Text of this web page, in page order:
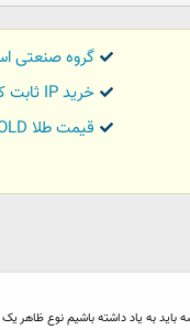
گروه صنعتی
خرید IP ثابت کاور تریدر
قیمت طلا GOLD
به یاد داشته باشیم نوع ظاهر